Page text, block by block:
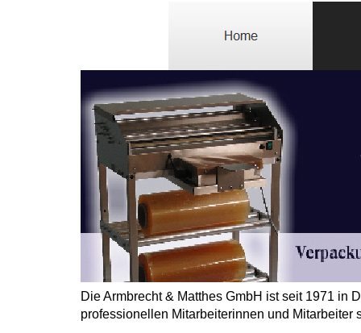
Die Armbrecht & Matthes GmbH ist seit 1971 in
professionellen Mitarbeiterinnen und Mitarbeiter